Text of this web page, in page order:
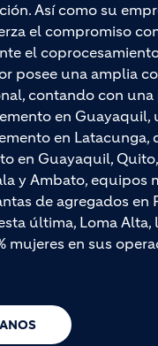
Así como su
el compromiso
el
posee una amplia
contando con
en Guayaquil,
en Latacunga,
en Guayaquil,
y Ambato, equipos
de agregados en
última, Loma Alta,
mujeres en sus